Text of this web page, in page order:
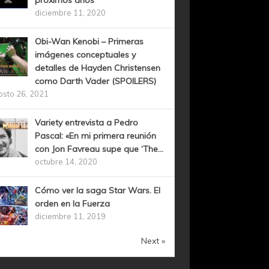
diciembre 11, 2020
Obi-Wan Kenobi – Primeras
imágenes conceptuales y
detalles de Hayden Christensen
como Darth Vader (SPOILERS)
26, 2021
Variety entrevista a Pedro
Pascal: «En mi primera reunión
con Jon Favreau supe que ‘The...
octubre 14, 2020
Cómo ver la saga Star Wars. El
orden en la Fuerza
diciembre 11, 2019
Next »